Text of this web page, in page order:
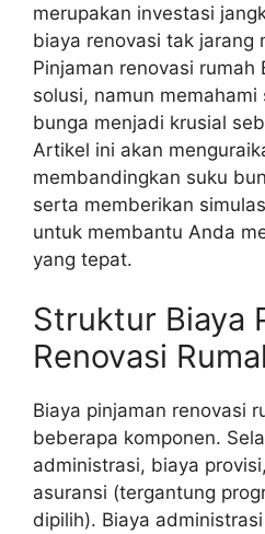
merupakan investasi
biaya renovasi tak jarang
Pinjaman renovasi rumah
solusi, namun
bunga menjadi krusial
Artikel ini akan
membandingkan suku
serta memberikan
untuk membantu Anda
yang tepat.
Struktur Biaya
Renovasi
Biaya pinjaman renovasi
beberapa komponen.
administrasi, biaya
asuransi (tergantung
dipilih). Biaya